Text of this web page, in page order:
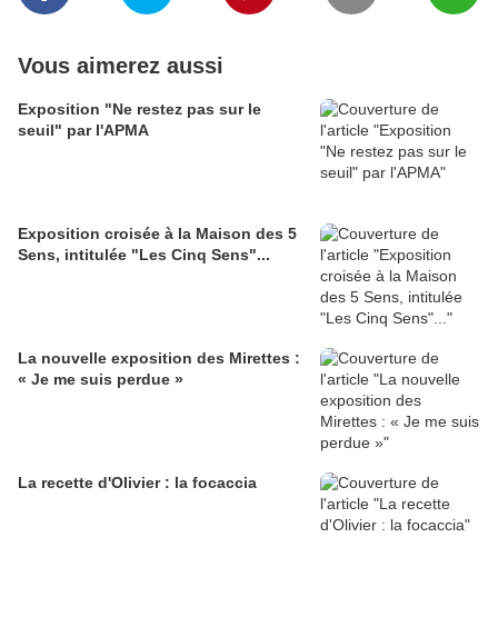
Vous aimerez aussi
Exposition "Ne restez pas sur le
seuil" par l'APMA
Exposition croisée à la Maison des 5
Sens, intitulée "Les Cinq Sens"...
La nouvelle exposition des Mirettes :
« Je me suis perdue »
La recette d'Olivier : la focaccia